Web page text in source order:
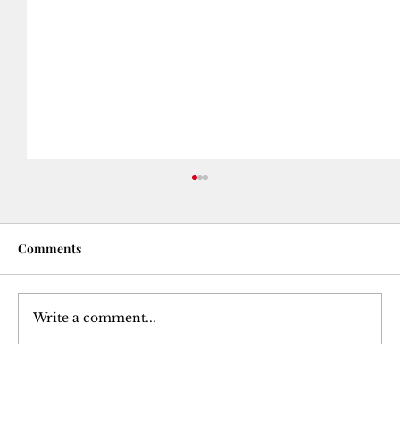
Comments
Write a comment...